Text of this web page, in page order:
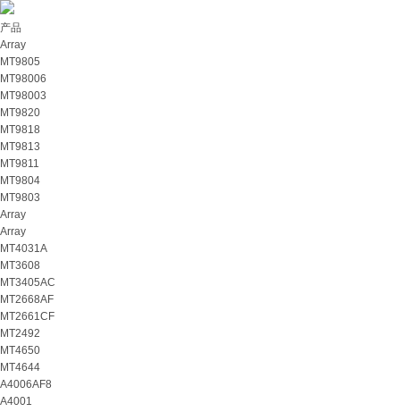
产品
Array
MT9805
MT98006
MT98003
MT9820
MT9818
MT9813
MT9811
MT9804
MT9803
Array
Array
MT4031A
MT3608
MT3405AC
MT2668AF
MT2661CF
MT2492
MT4650
MT4644
A4006AF8
A4001